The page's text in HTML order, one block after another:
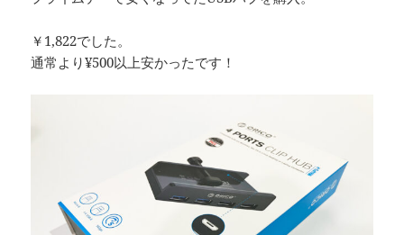
￥1,822でした。
通常より¥500以上安かったです！